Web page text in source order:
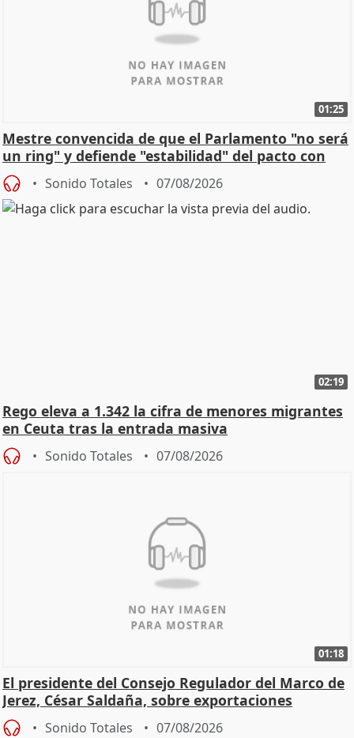
01:25
Mestre convencida de que el Parlamento "no será
un ring" y defiende "estabilidad" del pacto con
Vox
Sonido Totales 07/08/2026
02:19
Rego eleva a 1.342 la cifra de menores migrantes
en Ceuta tras la entrada masiva
Sonido Totales 07/08/2026
01:18
El presidente del Consejo Regulador del Marco de
Jerez, César Saldaña, sobre exportaciones
Sonido Totales 07/08/2026